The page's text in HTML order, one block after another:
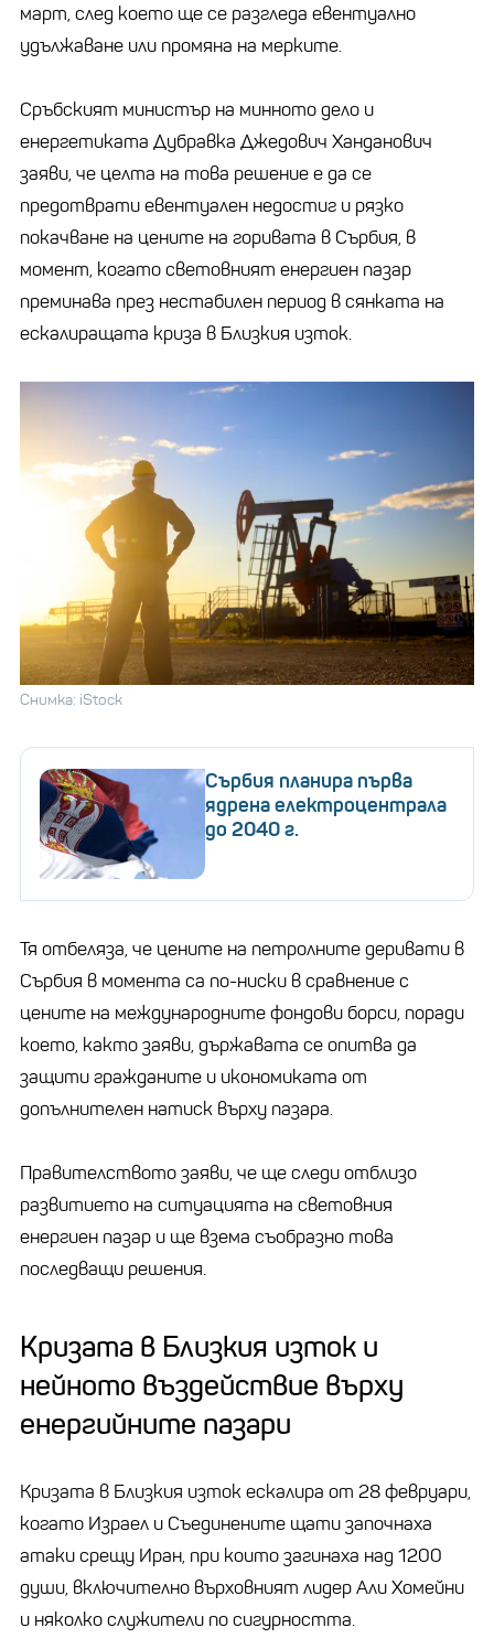
март, след което ще се разгледа евентуално
удължаване или промяна на мерките.
Сръбският министър на минното дело и
енергетиката Дубравка Джедович Ханданович
заяви, че целта на това решение е да се
предотврати евентуален недостиг и рязко
покачване на цените на горивата в Сърбия, в
момент, когато световният енергиен пазар
преминава през нестабилен период в сянката на
ескалиращата криза в Близкия изток.
Снимка: iStock
Сърбия планира първа
ядрена електроцентрала
до 2040 г.
Тя отбеляза, че цените на петролните деривати в
Сърбия в момента са по-ниски в сравнение с
цените на международните фондови борси, поради
което, както заяви, държавата се опитва да
защити гражданите и икономиката от
допълнителен натиск върху пазара.
Правителството заяви, че ще следи отблизо
развитието на ситуацията на световния
енергиен пазар и ще взема съобразно това
последващи решения.
Кризата в Близкия изток и
нейното въздействие върху
енергийните пазари
Кризата в Близкия изток ескалира от 28 февруари,
когато Израел и Съединените щати започнаха
атаки срещу Иран, при които загинаха над 1200
души, включително върховният лидер Али Хомейни
и няколко служители по сигурността.